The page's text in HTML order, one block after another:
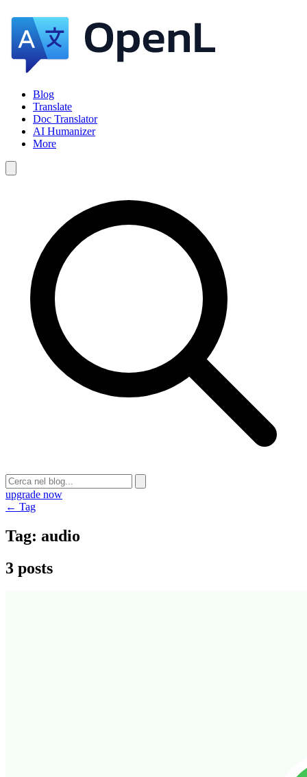
Blog
Translate
Doc Translator
AI Humanizer
More
upgrade now
← Tag
Tag: audio
3 posts